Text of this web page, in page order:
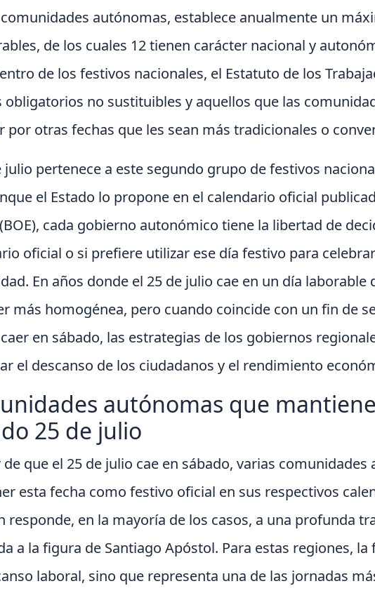
autónomas, establece anualmente un
de los cuales 12 tienen carácter nacional y
de los festivos nacionales, el Estatuto de los
obligatorios no sustituibles y aquellos que las
por otras fechas que les sean más tradicionales o
julio pertenece a este segundo grupo de festivos
el Estado lo propone en el calendario oficial
cada gobierno autonómico tiene la libertad de
oficial o si prefiere utilizar ese día festivo para
En años donde el 25 de julio cae en un día laborable
más homogénea, pero cuando coincide con un fin de
en sábado, las estrategias de los gobiernos
el descanso de los ciudadanos y el rendimiento
autónomas que
25 de julio
de que el 25 de julio cae en sábado, varias
esta fecha como festivo oficial en sus respectivos
responde, en la mayoría de los casos, a una profunda
a la figura de Santiago Apóstol. Para estas regiones,
laboral, sino que representa una de las jornadas